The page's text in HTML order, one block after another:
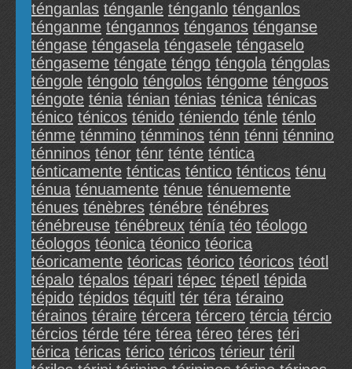
ténganlas ténganle ténganlo ténganlos
ténganme téngannos ténganos ténganse
téngase téngasela téngasele téngaselo
téngaseme téngate téngo téngola téngolas
téngole téngolo téngolos téngome téngoos
téngote ténia ténian ténias ténica ténicas
ténico ténicos ténido téniendo ténle ténlo
ténme ténmino ténminos ténn ténni ténnino
ténninos ténor ténr ténte téntica
ténticamente ténticas téntico ténticos ténu
ténua ténuamente ténue ténuemente
ténues ténèbres ténébre ténébres
ténébreuse ténébreux ténía téo téologo
téologos téonica téonico téorica
téoricamente téoricas téorico téoricos téotl
tépalo tépalos tépari tépec tépetl tépida
tépido tépidos téquitl tér téra téraino
térainos téraire tércera tércero tércia tércio
tércios térde tére térea téreo téres téri
térica téricas térico téricos térieur téril